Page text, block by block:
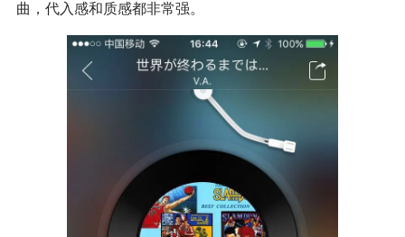
曲，代入感和质感都非常强。